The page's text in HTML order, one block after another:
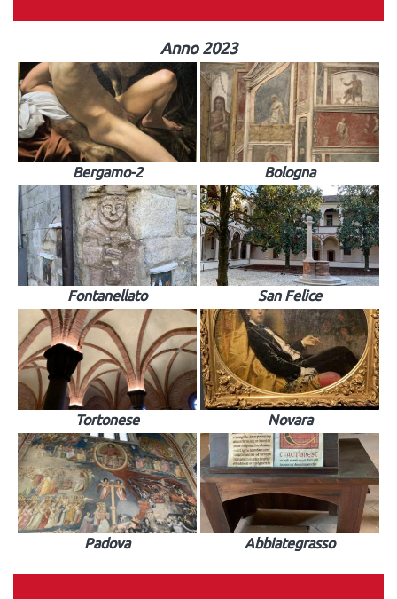
Anno 2023
Bergamo-2 Bologna
Fontanellato San Felice
Tortonese Novara
Padova Abbiategrasso